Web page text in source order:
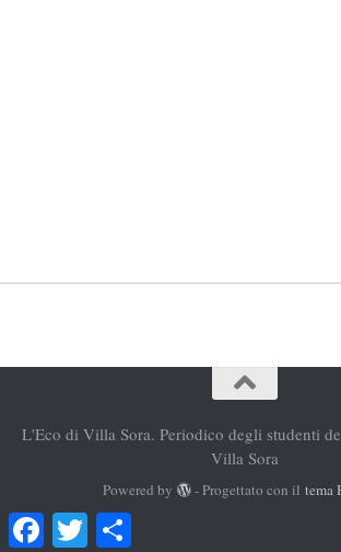
L'Eco di Villa Sora. Periodico degli studenti
Villa Sora
Powered by - Progettato con iltema
FacebookTwitter